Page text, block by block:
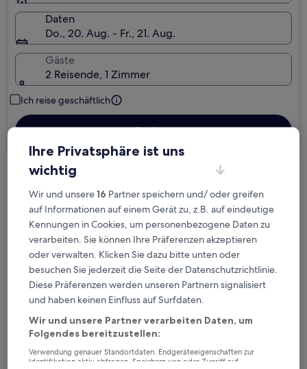
Daten
Do., 20. Aug. - Fr., 21. Aug.
Gäste
2 Reisende, 1 Zimmer
Ich reise geschäftlich
Suchen
Planänderungen
Verdiene Prämien für jede
wahrgenommene Übernachtung
Mehr sparen mit Preisen für Mitglieder
Überprüfe die Preise für diese Daten
Ihre Privatsphäre ist uns
wichtig
Wir und unsere16 Partner speichern und/ oder greifen
auf Informationen auf einem Gerät zu, z.B. auf eindeutige
Kennungen in Cookies, um personenbezogene Daten zu
verarbeiten. Sie können Ihre Präferenzen akzeptieren
oder verwalten. Klicken Sie dazu bitte unten oder
besuchen Sie jederzeit die Seite der Datenschutzrichtlinie.
Diese Präferenzen werden unseren Partnern signalisiert
und haben keinen Einfluss auf Surfdaten.
Wir und unsere Partner verarbeiten Daten, um
Folgendes bereitzustellen:
Verwendung genauer Standortdaten. Endgeräteeigenschaften zur
Identifikation aktiv abfragen. Speichern von oder Zugriff auf